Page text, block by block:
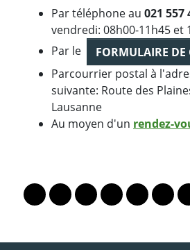
Par téléphone au 021 557
vendredi: 08h00-11h45 et
Par le
FORMULAIRE DE
Parcourrier postal à
suivante: Route des
Lausanne
Au moyen d'un rendez-
Lien vers le profil Mastodon
Lien vers le profil Bluesky
Lien vers le profil
Lien vers le
Lien vers
Lien